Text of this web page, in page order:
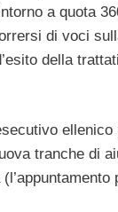
a quota
di voci
della
tranche di